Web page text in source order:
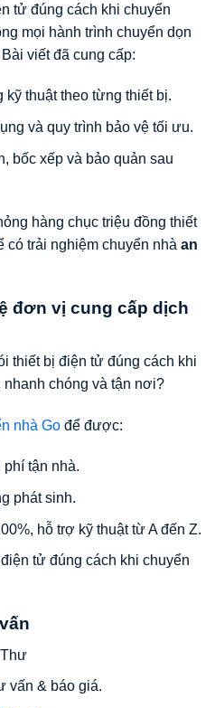
tử đúng cách khi chuyển
mọi hành trình chuyển dọn
viết đã cung cấp:
thuật theo từng thiết bị.
và quy trình bảo vệ tối ưu.
bốc xếp và bảo quản sau
hàng chục triệu đồng thiết
có trải nghiệm chuyển nhà an
đơn vị cung cấp dịch
thiết bị điện tử đúng cách khi
chóng và tận nơi?
nhà Go để được:
tận nhà.
phát sinh.
hỗ trợ kỹ thuật từ A đến Z.
tử đúng cách khi chuyển
vấn & báo giá.